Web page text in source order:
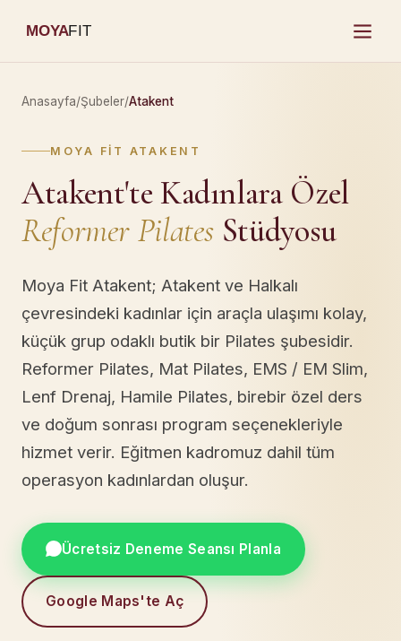
MOYAFIT
Anasayfa/Şubeler/Atakent
MOYA FIT ATAKENT
Atakent'te Kadınlara Özel
Reformer Pilates Stüdyosu
Moya Fit Atakent; Atakent ve Halkalı
çevresindeki kadınlar için araçla ulaşımı kolay,
küçük grup odaklı butik bir Pilates şubesidir.
Reformer Pilates, Mat Pilates, EMS / EM Slim,
Lenf Drenaj, Hamile Pilates, birebir özel ders
ve doğum sonrası program seçenekleriyle
hizmet verir. Eğitmen kadromuz dahil tüm
operasyon kadınlardan oluşur.
Ücretsiz Deneme Seansı Planla
Google Maps'te Aç